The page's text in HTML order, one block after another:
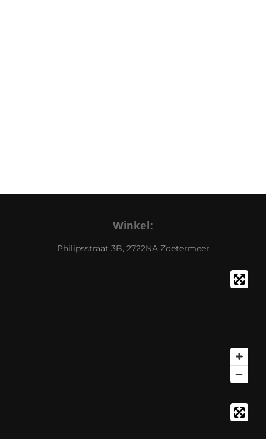
Winkel:
Philipsstraat 3B, 2722NA Zoetermeer